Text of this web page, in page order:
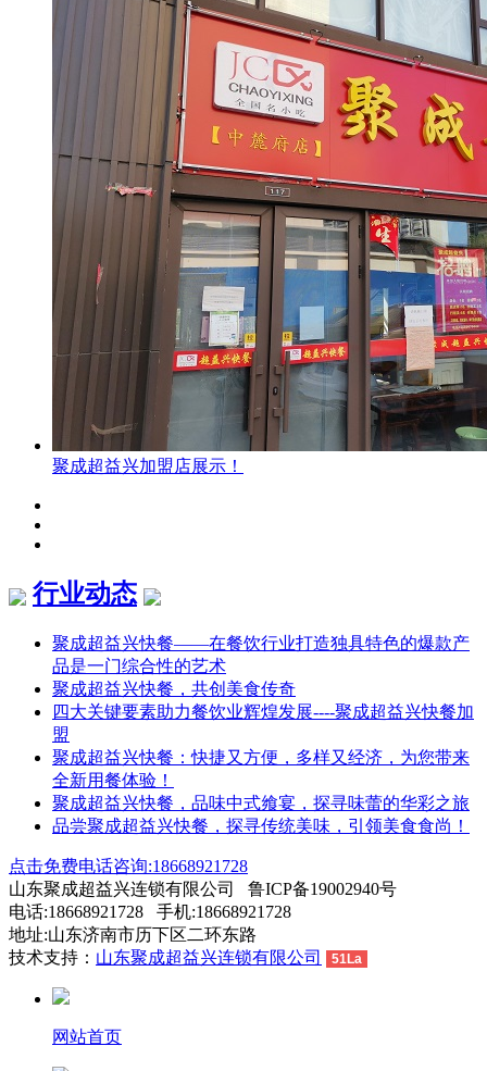
聚成超益兴加盟店展示！
行业动态
聚成超益兴快餐——在餐饮行业打造独具特色的爆款产
品是一门综合性的艺术
聚成超益兴快餐，共创美食传奇
四大关键要素助力餐饮业辉煌发展----聚成超益兴快餐加
盟
聚成超益兴快餐：快捷又方便，多样又经济，为您带来
全新用餐体验！
聚成超益兴快餐，品味中式飨宴，探寻味蕾的华彩之旅
品尝聚成超益兴快餐，探寻传统美味，引领美食食尚！
点击免费电话咨询:18668921728
山东聚成超益兴连锁有限公司 鲁ICP备19002940号
电话:18668921728 手机:18668921728
地址:山东济南市历下区二环东路
技术支持： 山东聚成超益兴连锁有限公司 51La
网站首页